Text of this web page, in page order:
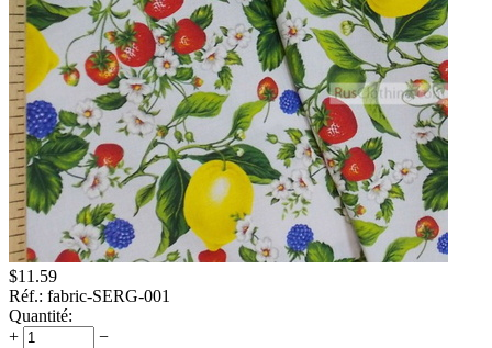
$11.59
Réf.: fabric-SERG-001
Quantité:
+
−